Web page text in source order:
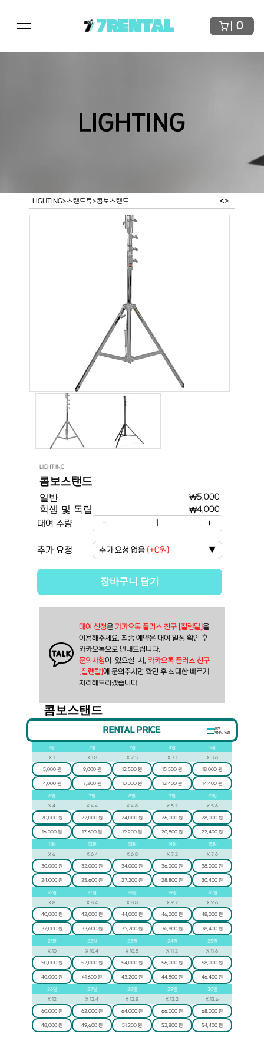
LIGHTING
<>
LIGHTING>스탠드류>콤보스탠드
LIGHTING
콤보스탠드
일반 ₩5,000
학생 및 독립 ₩4,000
대여 수량 - 1 +
추가 요청 추가 요청 없음 (+0원) ▼
장바구니 담기
대여 신청은 카카오톡 플러스 친구 [칠렌탈] 을
이용해주세요. 최종 예약은 대여 일정 확인 후
카카오톡으로 안내드립니다.
문의사항이  있으실  시, 카카오톡 플러스 친구
[칠렌탈] 에 문의주시면 확인 후 최대한 빠르게
처리해드리겠습니다.
콤보스탠드
RENTAL PRICE
일반
학생 및 독립
1일
X 1
2일
X 1.8
3일
X 2.5
4일
X 3.1
5일
X 3.6
5,000 원 9,000 원 12,500 원 15,500 원 18,000 원
4,000 원 7,200 원 10,000 원 12,400 원 14,400 원
6일
X 4
7일
X 4.4
8일
X 4.8
9일
X 5.2
10일
X 5.6
20,000 원 22,000 원 24,000 원 26,000 원 28,000 원
16,000 원 17,600 원 19,200 원 20,800 원 22,400 원
11일
X 6
12일
X 6.4
13일
X 6.8
14일
X 7.2
15일
X 7.6
30,000 원 32,000 원 34,000 원 36,000 원 38,000 원
24,000 원 25,600 원 27,200 원 28,800 원 30,400 원
16일
X 8
17일
X 8.4
18일
X 8.8
19일
X 9.2
20일
X 9.6
40,000 원 42,000 원 44,000 원 46,000 원 48,000 원
32,000 원 33,600 원 35,200 원 36,800 원 38,400 원
21일
X 10
22일
X 10.4
23일
X 10.8
24일
X 11.2
25일
X 11.6
50,000 원 52,000 원 54,000 원 56,000 원 58,000 원
40,000 원 41,600 원 43,200 원 44,800 원 46,400 원
26일
X 12
27일
X 12.4
28일
X 12.8
29일
X 13.2
30일
X 13.6
60,000 원 62,000 원 64,000 원 66,000 원 68,000 원
48,000 원 49,600 원 51,200 원 52,800 원 54,400 원
7RENTAL 0